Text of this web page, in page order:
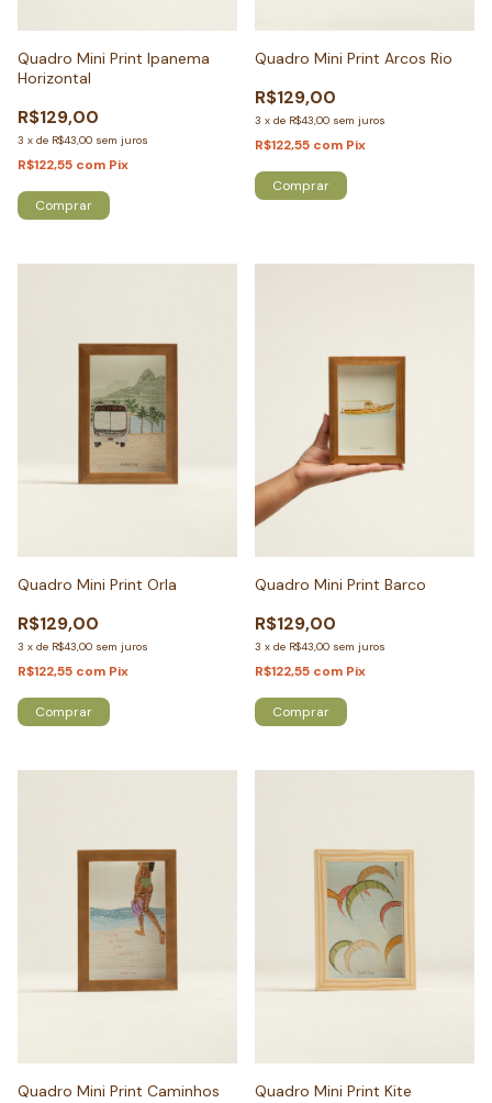
Quadro Mini Print Ipanema
Horizontal
R$129,00
3 x de R$43,00 sem juros
R$122,55 com Pix
Comprar
Quadro Mini Print Arcos Rio
R$129,00
3 x de R$43,00 sem juros
R$122,55 com Pix
Comprar
Quadro Mini Print Orla
R$129,00
3 x de R$43,00 sem juros
R$122,55 com Pix
Comprar
Quadro Mini Print Barco
R$129,00
3 x de R$43,00 sem juros
R$122,55 com Pix
Comprar
Quadro Mini Print Caminhos
Quadro Mini Print Kite